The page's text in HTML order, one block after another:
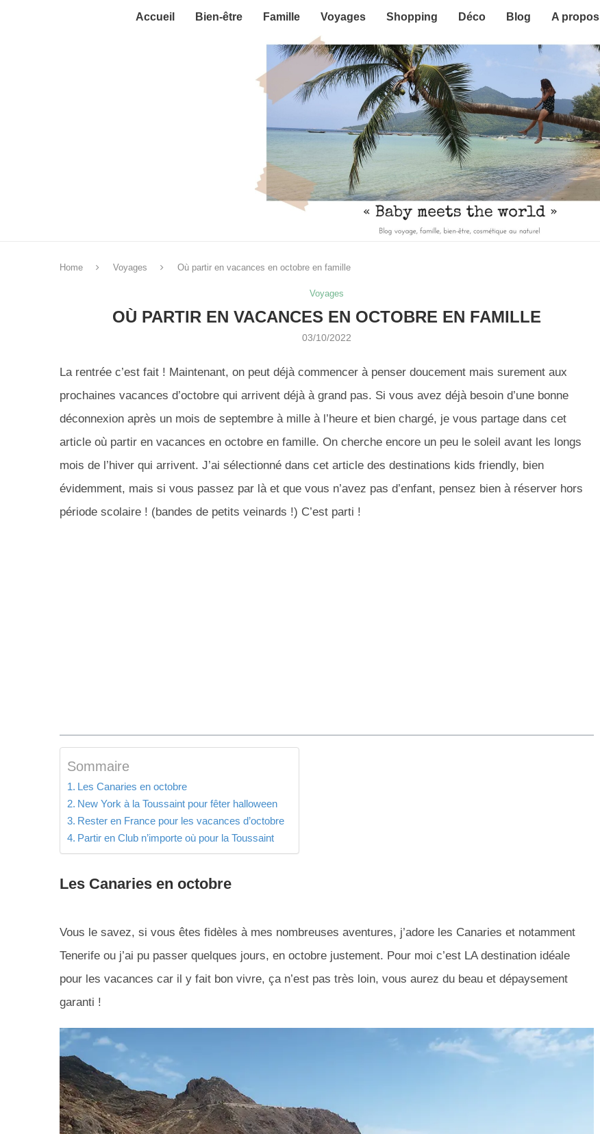
Accueil Bien-être Famille Voyages Shopping Déco Blog A propos
Home Voyages Où partir en vacances en octobre en famille
Voyages
OÙ PARTIR EN VACANCES EN OCTOBRE EN FAMILLE
03/10/2022
La rentrée c’est fait ! Maintenant, on peut déjà commencer à penser doucement mais surement aux
prochaines vacances d’octobre qui arrivent déjà à grand pas. Si vous avez déjà besoin d’une bonne
déconnexion après un mois de septembre à mille à l’heure et bien chargé, je vous partage dans cet
article où partir en vacances en octobre en famille. On cherche encore un peu le soleil avant les longs
mois de l’hiver qui arrivent. J’ai sélectionné dans cet article des destinations kids friendly, bien
évidemment, mais si vous passez par là et que vous n’avez pas d’enfant, pensez bien à réserver hors
période scolaire ! (bandes de petits veinards !) C’est parti !
Sommaire
Les Canaries en octobre
New York à la Toussaint pour fêter halloween
Rester en France pour les vacances d’octobre
Partir en Club n’importe où pour la Toussaint
Les Canaries en octobre
Vous le savez, si vous êtes fidèles à mes nombreuses aventures, j’adore les Canaries et notamment
Tenerife ou j’ai pu passer quelques jours, en octobre justement. Pour moi c’est LA destination idéale
pour les vacances car il y fait bon vivre, ça n’est pas très loin, vous aurez du beau et dépaysement
garanti !